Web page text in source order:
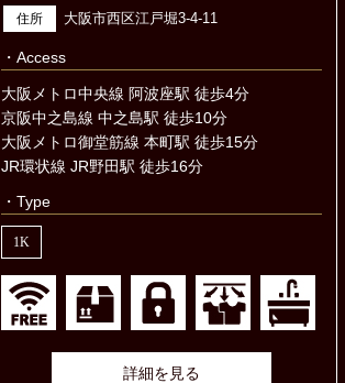
住所 大阪市西区江戸堀3-4-11
・Access
大阪メトロ中央線 阿波座駅 徒歩4分
京阪中之島線 中之島駅 徒歩10分
大阪メトロ御堂筋線 本町駅 徒歩15分
JR環状線 JR野田駅 徒歩16分
・Type
1K
詳細を見る